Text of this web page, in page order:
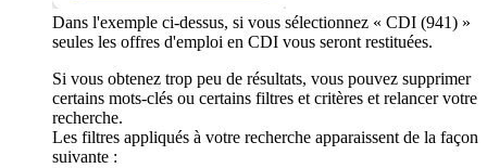
Dans l'exemple ci-dessus, si vous sélectionnez « CDI (941) »
seules les offres d'emploi en CDI vous seront restituées.
Si vous obtenez trop peu de résultats, vous pouvez supprimer
certains mots-clés ou certains filtres et critères et relancer votre
recherche.
Les filtres appliqués à votre recherche apparaissent de la façon
suivante :